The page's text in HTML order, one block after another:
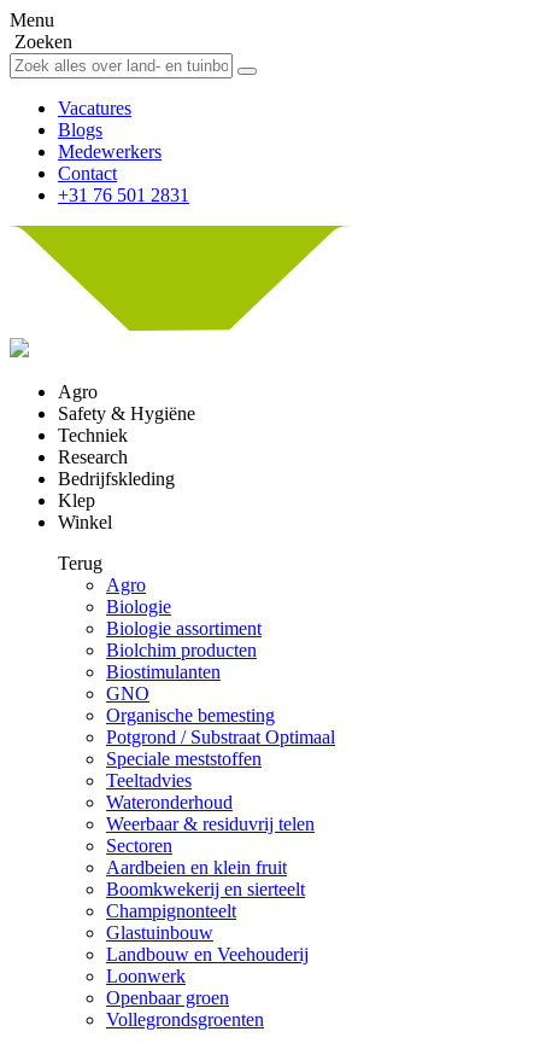
Menu
Zoeken
Vacatures
Blogs
Medewerkers
Contact
+31 76 501 2831
Agro
Safety & Hygiëne
Techniek
Research
Bedrijfskleding
Klep
Winkel
Terug
Agro
Biologie
Biologie assortiment
Biolchim producten
Biostimulanten
GNO
Organische bemesting
Potgrond / Substraat Optimaal
Speciale meststoffen
Teeltadvies
Wateronderhoud
Weerbaar & residuvrij telen
Sectoren
Aardbeien en klein fruit
Boomkwekerij en sierteelt
Champignonteelt
Glastuinbouw
Landbouw en Veehouderij
Loonwerk
Openbaar groen
Vollegrondsgroenten